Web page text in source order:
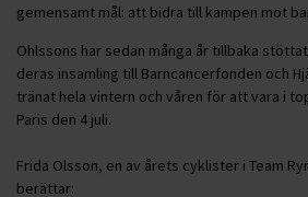
gemensamt mål: att bidra till kampen mot
Ohlssons har sedan många år tillbaka
deras insamling till Barncancerfonden och
tränat hela vintern och våren för att vara i
Paris den 4 juli.
Frida Olsson, en av årets cyklister i Team
berättar: